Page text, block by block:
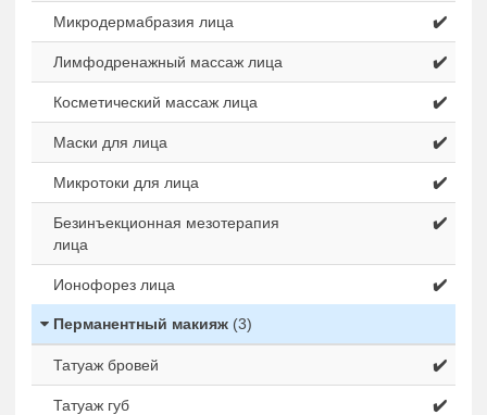
Микродермабразия лица ✔️
Лимфодренажный массаж лица ✔️
Косметический массаж лица ✔️
Маски для лица ✔️
Микротоки для лица ✔️
Безинъекционная мезотерапия
лица
✔️
Ионофорез лица ✔️
Перманентный макияж (3)
Татуаж бровей ✔️
Татуаж губ ✔️